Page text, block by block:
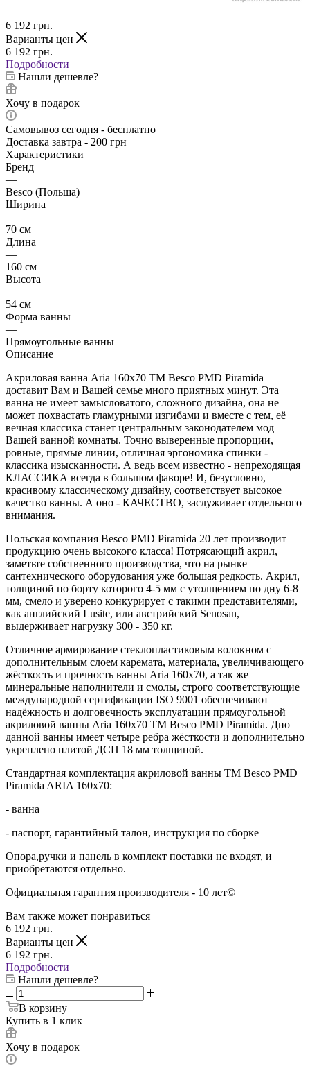
6 192 грн.
Варианты цен
6 192 грн.
Подробности
Нашли дешевле?
Хочу в подарок
Самовывоз сегодня - бесплатно
Доставка завтра - 200 грн
Характеристики
Бренд
—
Besco (Польша)
Ширина
—
70 см
Длина
—
160 см
Высота
—
54 см
Форма ванны
—
Прямоугольные ванны
Описание
Акриловая ванна Aria 160x70 ТМ Besco PMD Piramida
доставит Вам и Вашей семье много приятных минут. Эта
ванна не имеет замысловатого, сложного дизайна, она не
может похвастать гламурными изгибами и вместе с тем, её
вечная классика станет центральным законодателем мод
Вашей ванной комнаты. Точно выверенные пропорции,
ровные, прямые линии, отличная эргономика спинки -
классика изысканности. А ведь всем известно - непреходящая
КЛАССИКА всегда в большом фаворе! И, безусловно,
красивому классическому дизайну, соответствует высокое
качество ванны. А оно - КАЧЕСТВО, заслуживает отдельного
внимания.
Польская компания Besco PMD Piramida 20 лет производит
продукцию очень высокого класса! Потрясающий акрил,
заметьте собственного производства, что на рынке
сантехнического оборудования уже большая редкость. Акрил,
толщиной по борту которого 4-5 мм с утолщением по дну 6-8
мм, смело и уверено конкурирует с такими представителями,
как английский Lusite, или австрийский Senosan,
выдерживает нагрузку 300 - 350 кг.
Отличное армирование стеклопластиковым волокном с
дополнительным слоем каремата, материала, увеличивающего
жёсткость и прочность ванны Aria 160x70, а так же
минеральные наполнители и смолы, строго соответствующие
международной сертификации ISO 9001 обеспечивают
надёжность и долговечность эксплуатации прямоугольной
акриловой ванны Aria 160x70 ТМ Besco PMD Piramida. Дно
данной ванны имеет четыре ребра жёсткости и дополнительно
укреплено плитой ДСП 18 мм толщиной.
Стандартная комплектация акриловой ванны ТМ Besco PMD
Piramida ARIA 160x70:
- ванна
- паспорт, гарантийный талон, инструкция по сборке
Опора,ручки и панель в комплект поставки не входят, и
приобретаются отдельно.
Официальная гарантия производителя - 10 лет©
Вам также может понравиться
6 192 грн.
Варианты цен
6 192 грн.
Подробности
Нашли дешевле?
В корзину
Купить в 1 клик
Хочу в подарок